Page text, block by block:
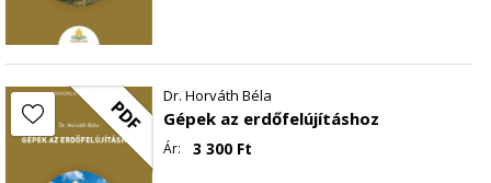
PDF Dr. Horváth Béla
Gépek az erdőfelújításhoz
Ár: 3 300 Ft